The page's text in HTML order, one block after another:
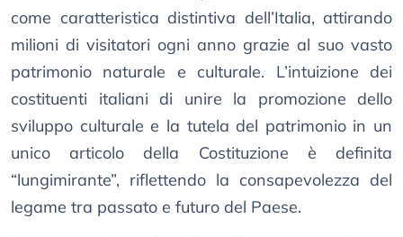
come caratteristica distintiva dell’Italia, attirando
milioni di visitatori ogni anno grazie al suo vasto
patrimonio naturale e culturale. L’intuizione dei
costituenti italiani di unire la promozione dello
sviluppo culturale e la tutela del patrimonio in un
unico articolo della Costituzione è definita
“lungimirante”, riflettendo la consapevolezza del
legame tra passato e futuro del Paese.